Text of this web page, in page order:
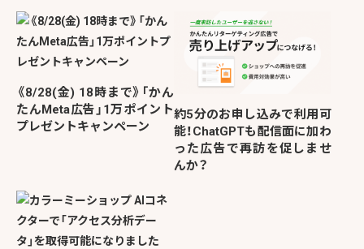
《8/28(金) 18時まで》「かん
たんMeta広告」1万ポイント
プレゼントキャンペーン
約5分のお申し込みで利用可
能！ChatGPTも配信面に加わ
った広告で再訪を促しませ
んか？